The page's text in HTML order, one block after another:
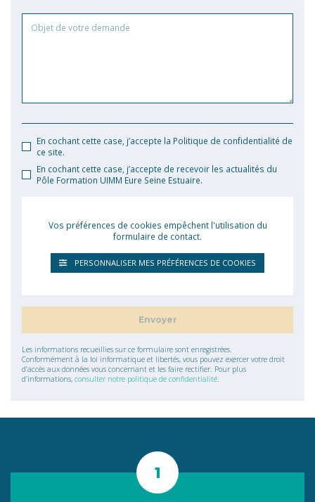
de
En cochant cette case, j’accepte la Politique de confidentialité de
ce site.
En cochant cette case, j’accepte de recevoir les actualités du
Pôle Formation UIMM Eure Seine Estuaire.
Vos préférences de cookies empêchent l'utilisation du
formulaire de contact.
PERSONNALISER MES PRÉFÉRENCES DE COOKIES
Les informations recueillies sur ce formulaire sont enregistrées.
Conformément à la loi informatique et libertés, vous pouvez exercer votre droit
d’accès aux données vous concernant et les faire rectifier. Pour plus
d’informations, consulter notre politique de confidentialité.